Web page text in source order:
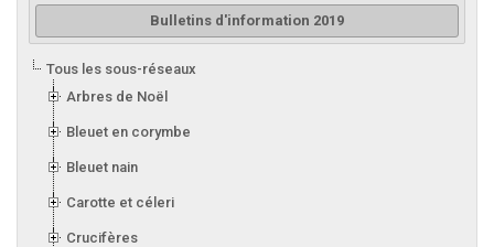
Bulletins d'information 2019
Tous les sous-réseaux
Arbres de Noël
Bleuet en corymbe
Bleuet nain
Carotte et céleri
Crucifères